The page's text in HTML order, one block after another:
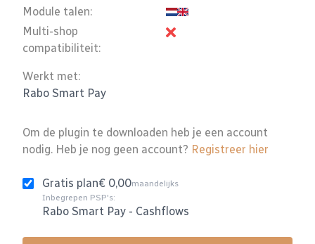
Module talen:
Multi-shop
compatibiliteit:
Werkt met:
Rabo Smart Pay
Om de plugin te downloaden heb je een account
nodig. Heb je nog geen account? Registreer hier
Gratis plan€ 0,00maandelijks
Inbegrepen PSP's:
Rabo Smart Pay - Cashflows